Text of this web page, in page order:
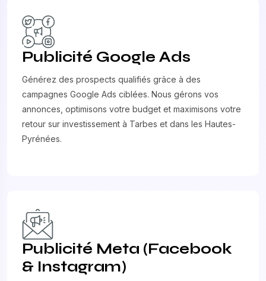
Publicité Google Ads
Générez des prospects qualifiés grâce à des
campagnes Google Ads ciblées. Nous gérons vos
annonces, optimisons votre budget et maximisons votre
retour sur investissement à Tarbes et dans les Hautes-
Pyrénées.
Publicité Meta (Facebook
& Instagram)